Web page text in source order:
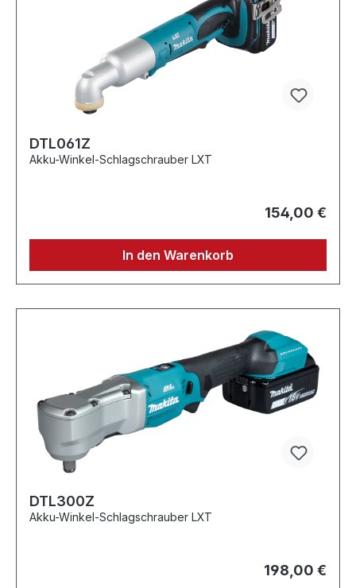
DTL061Z
Akku-Winkel-Schlagschrauber LXT
154,00 €
In den Warenkorb
DTL300Z
Akku-Winkel-Schlagschrauber LXT
198,00 €